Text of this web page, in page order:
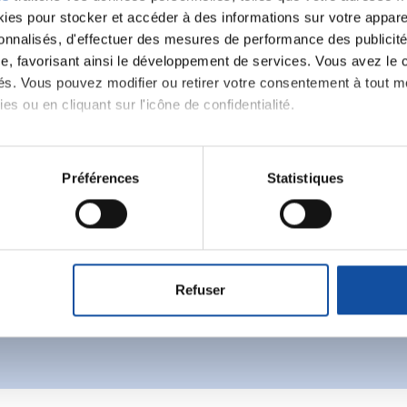
pour stocker et accéder à des informations sur votre
d'effectuer des mesures de performance des
favorisant ainsi le développement de services. Vous avez le
Vous pouvez modifier ou retirer votre consentement à tout
ou en cliquant sur l'icône de confidentialité.
également :
sur votre localisation géographique qui peuvent être
de vos données personnelles et définir vos
ou retirer votre consentement à tout moment à partir de la
Préférences Statistiques
Refuser
un
une nouvelle discussion vous aurez besoin de vous